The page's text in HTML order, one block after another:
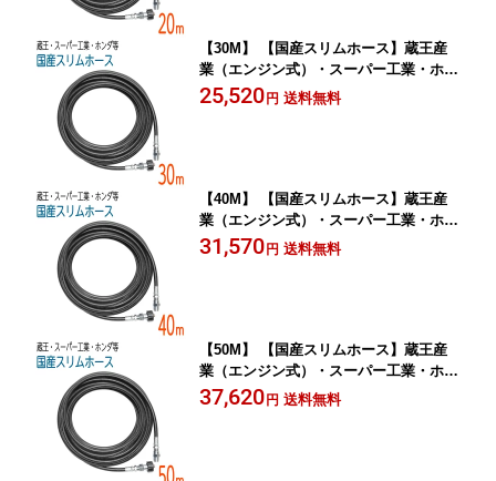
【30M】 【国産スリムホース】蔵王産
業（エンジン式）・スーパー工業・ホン
ダ・対応 2分（1/4） 210k
25,520 円 送料無料
【40M】 【国産スリムホース】蔵王産
業（エンジン式）・スーパー工業・ホン
ダ・対応 2分（1/4） 210k
31,570 円 送料無料
【50M】 【国産スリムホース】蔵王産
業（エンジン式）・スーパー工業・ホン
ダ・対応 2分（1/4） 210k
37,620 円 送料無料